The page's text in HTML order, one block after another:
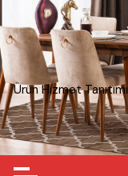
to
content
Ürün Hizmet Tanıtımı